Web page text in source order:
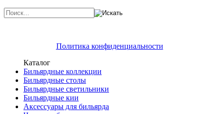
Политика конфиденциальности
Каталог
Бильярдные коллекции
Бильярдные столы
Бильярдные светильники
Бильярдные кии
Аксессуары для бильярда